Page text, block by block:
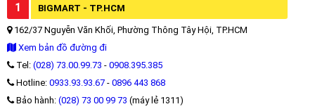
1 BIGMART - TP.HCM
162/37 Nguyễn Văn Khối, Phường Thông Tây Hội, TP.HCM
Xem bản đồ đường đi
Tel: (028) 73.00.99.73 - 0908.395.385
Hotline: 0933.93.93.67 - 0896 443 868
Bảo hành: (028) 73 00 99 73 (máy lẻ 1311)